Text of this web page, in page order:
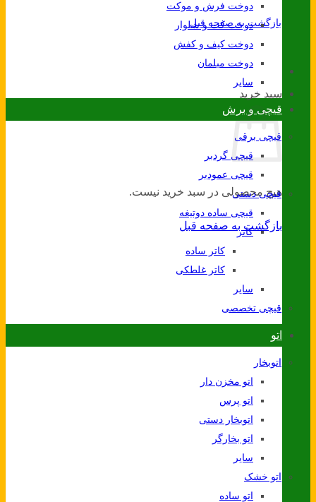
بازگشت به صفحه قبل
سبد خرید
هیچ محصولی در سبد خرید نیست.
بازگشت به صفحه قبل
دوخت فرش و موکت
دوخت کت و شلوار
دوخت کیف و کفش
دوخت مبلمان
سایر
قیچی و برش
قیچی برقی
قیچی گردبر
قیچی عمودبر
قیچی دستی
قیچی ساده دوتیغه
کاتر
کاتر ساده
کاتر غلطکی
سایر
قیچی تخصصی
اتو
اتوبخار
اتو مخزن دار
اتو پرس
اتوبخار دستی
اتو بخارگر
سایر
اتو خشک
اتو ساده